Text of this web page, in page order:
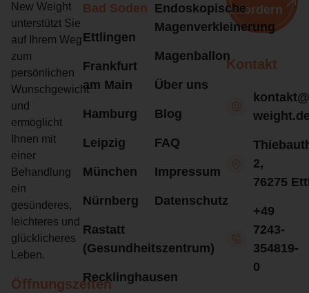
New Weight
unterstützt Sie
auf Ihrem Weg
zum
persönlichen
Wunschgewicht
und
ermöglicht
Ihnen mit
einer
Behandlung
ein
gesünderes,
leichteres und
glücklicheres
Leben.
Öffnungszeiten
Bad Soden
Ettlingen
Frankfurt
am Main
Hamburg
Leipzig
München
Nürnberg
Rastatt
(Gesundheitszentrum)
Recklinghausen
Endoskopische
Magenverkleinerung
Magenballon
Über uns
Blog
FAQ
Impressum
Datenschutz
anfordern
Kontakt
2,
76275
+49
7243-
354819-
0